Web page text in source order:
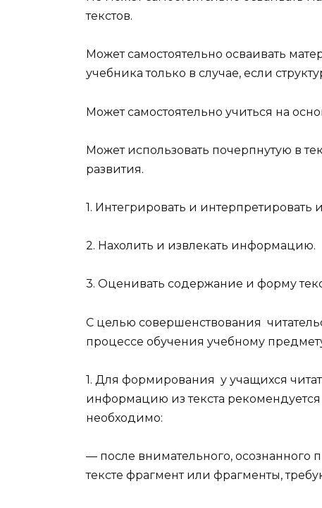
текстов.
Может самостоятельно осваивать
учебника только в случае, если
Может самостоятельно учиться на
Может использовать почерпнутую в
развития.
1. Интегрировать и
2. Нахолить и извлекать информацию.
3. Оценивать содержание и форму
С целью совершенствования
процессе обучения учебному
1. Для формирования у учащихся
информацию из текста
необходимо:
— после внимательного, осознанного
тексте фрагмент или фрагменты,